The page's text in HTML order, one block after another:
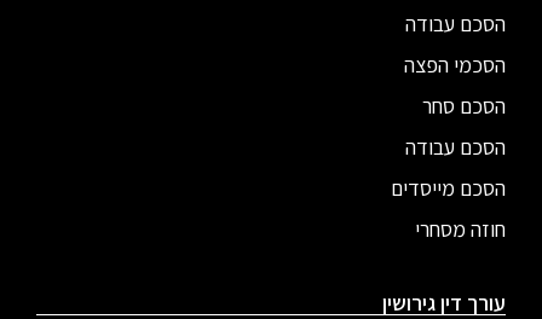
הסכם עבודה
הסכמי הפצה
הסכם סחר
הסכם עבודה
הסכם מייסדים
חוזה מסחרי
עורך דין גירושין